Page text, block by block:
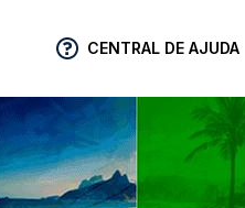
CENTRAL DE AJUDA